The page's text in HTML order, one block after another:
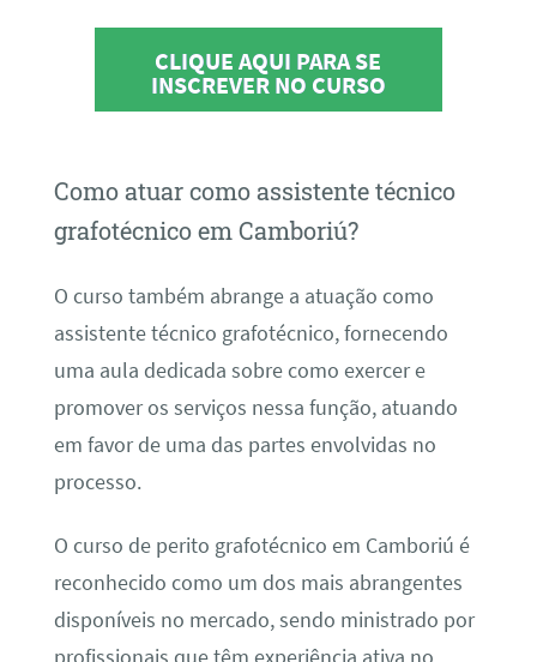
CLIQUE AQUI PARA SE
INSCREVER NO CURSO
Como atuar como assistente técnico
grafotécnico em Camboriú?
O curso também abrange a atuação como
assistente técnico grafotécnico, fornecendo
uma aula dedicada sobre como exercer e
promover os serviços nessa função, atuando
em favor de uma das partes envolvidas no
processo.
O curso de perito grafotécnico em Camboriú é
reconhecido como um dos mais abrangentes
disponíveis no mercado, sendo ministrado por